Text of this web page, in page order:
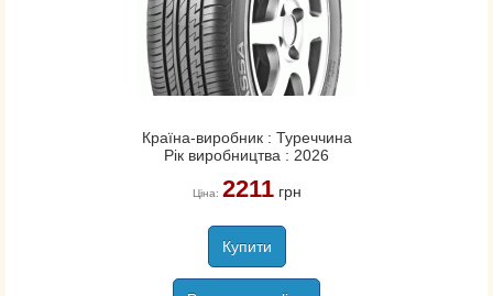
Країна-виробник : Туреччина
Рік виробництва : 2026
Ціна: 2211грн
Купити